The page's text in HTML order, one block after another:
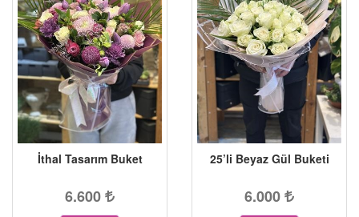
İthal Tasarım Buket
6.600
25’li Beyaz Gül Buketi
6.000